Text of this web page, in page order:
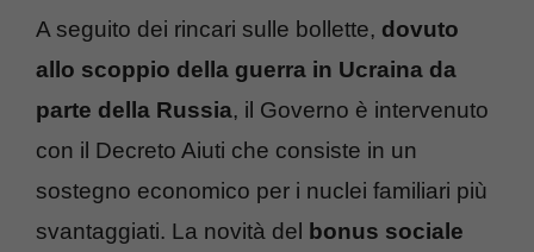
A seguito dei rincari sulle bollette, dovuto
allo scoppio della guerra in Ucraina da
parte della Russia, il Governo è intervenuto
con il Decreto Aiuti che consiste in un
sostegno economico per i nuclei familiari più
svantaggiati. La novità del bonus sociale